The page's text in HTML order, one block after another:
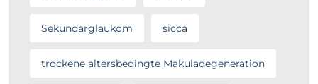
Sekundärglaukom sicca
trockene altersbedingte Makuladegeneration